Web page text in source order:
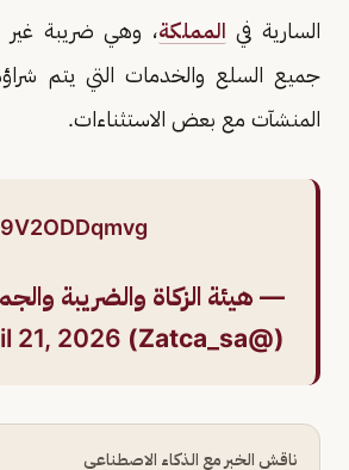
السارية في المملكة، وهي ضريبة
جميع السلع والخدمات التي يتم
المنشآت مع بعض الاستثناءات.
— هيئة الزكاة والضريبة
(@Zatca_sa)
21, 2026
ناقش الخبر مع الذكاء الاصطناعي